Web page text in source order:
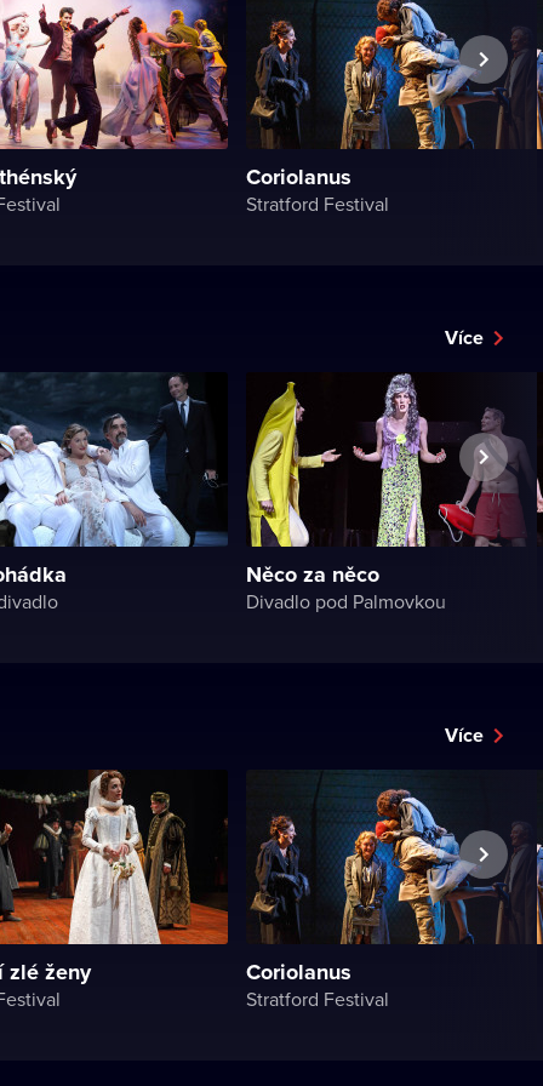
Coriolanus
Stratford Festival
Více
Něco za něco
Divadlo pod Palmovkou
Více
zlé ženy Coriolanus
Stratford Festival